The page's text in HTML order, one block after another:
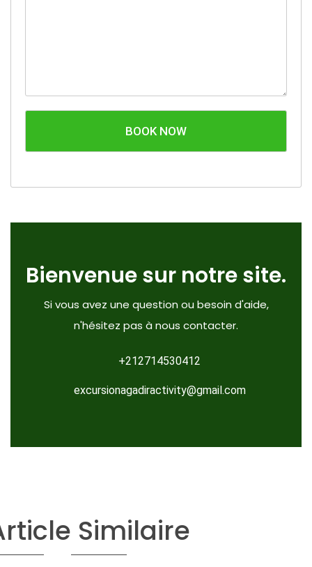
BOOK NOW
Bienvenue sur notre site.
Si vous avez une question ou besoin d'aide,
n'hésitez pas à nous contacter.
+212714530412
excursionagadiractivity@gmail.com
Similaire